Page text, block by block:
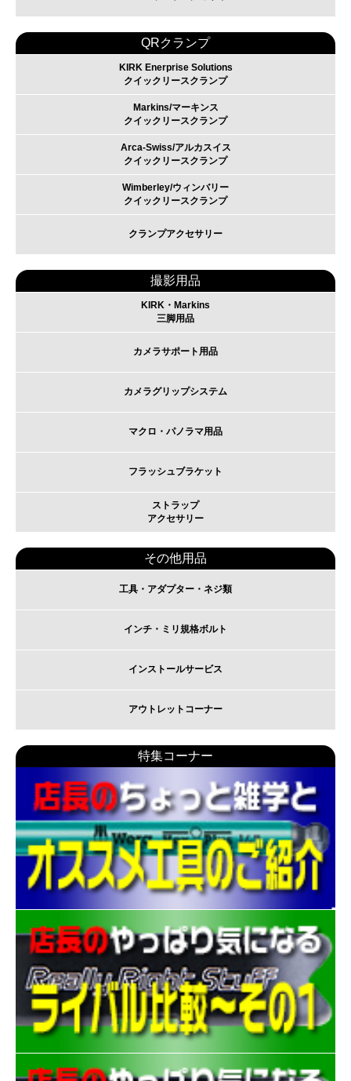
QRクランプ
KIRK Enerprise Solutions
クイックリースクランプ
Markins/マーキンス
クイックリースクランプ
Arca-Swiss/アルカスイス
クイックリースクランプ
Wimberley/ウィンバリー
クイックリースクランプ
クランプアクセサリー
撮影用品
KIRK・Markins
三脚用品
カメラサポート用品
カメラグリップシステム
マクロ・パノラマ用品
フラッシュブラケット
ストラップ
アクセサリー
その他用品
工具・アダプター・ネジ類
インチ・ミリ規格ボルト
インストールサービス
アウトレットコーナー
特集コーナー